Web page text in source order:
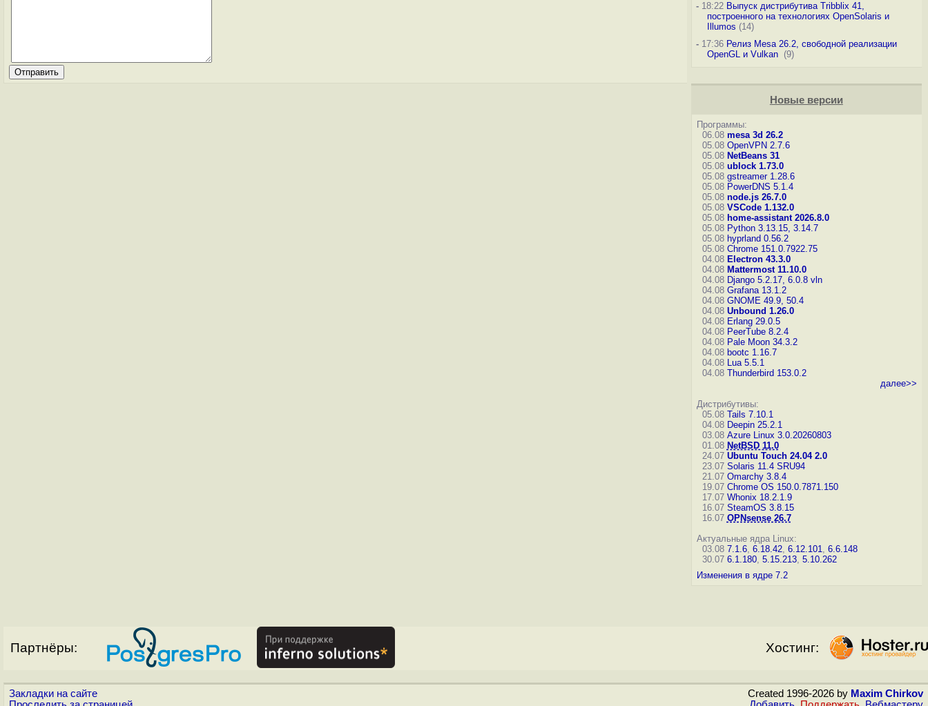
-18:22 Выпуск дистрибутива Tribblix 41,
построенного на технологиях OpenSolaris и
Illumos (14)
-17:36 Релиз Mesa 26.2, свободной реализации
OpenGL и Vulkan (9)
Новые версии
Программы:
06.08 mesa 3d 26.2
05.08 OpenVPN 2.7.6
05.08 NetBeans 31
05.08 ublock 1.73.0
05.08 gstreamer 1.28.6
05.08 PowerDNS 5.1.4
05.08 node.js 26.7.0
05.08 VSCode 1.132.0
05.08 home-assistant 2026.8.0
05.08 Python 3.13.15, 3.14.7
05.08 hyprland 0.56.2
05.08 Chrome 151.0.7922.75
04.08 Electron 43.3.0
04.08 Mattermost 11.10.0
04.08 Django 5.2.17, 6.0.8 vln
04.08 Grafana 13.1.2
04.08 GNOME 49.9, 50.4
04.08 Unbound 1.26.0
04.08 Erlang 29.0.5
04.08 PeerTube 8.2.4
04.08 Pale Moon 34.3.2
04.08 bootc 1.16.7
04.08 Lua 5.5.1
04.08 Thunderbird 153.0.2
далее>>
Дистрибутивы:
05.08 Tails 7.10.1
04.08 Deepin 25.2.1
03.08 Azure Linux 3.0.20260803
01.08 NetBSD 11.0
24.07 Ubuntu Touch 24.04 2.0
23.07 Solaris 11.4 SRU94
21.07 Omarchy 3.8.4
19.07 Chrome OS 150.0.7871.150
17.07 Whonix 18.2.1.9
16.07 SteamOS 3.8.15
16.07 OPNsense 26.7
Актуальные ядра Linux:
03.08 7.1.6, 6.18.42, 6.12.101, 6.6.148
30.07 6.1.180, 5.15.213, 5.10.262
Изменения в ядре 7.2
Партнёры: Хостинг:
Закладки на сайте
Created 1996-2026 by Maxim Chirkov